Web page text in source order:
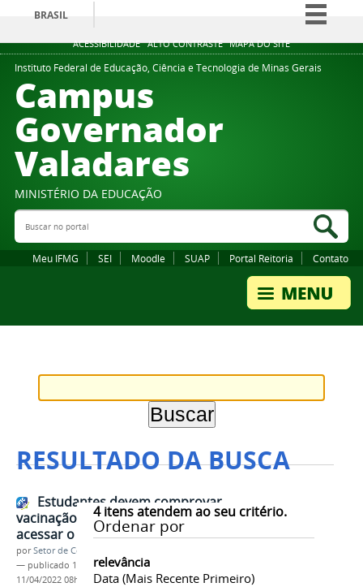
ACESSIBILIDADE ALTO CONTRASTE MAPA DO SITE
BRASIL
Simplifique!
Comunica BR
Instituto Federal de Educação, Ciência e Tecnologia de Minas Gerais
Campus
Governador
Valadares
MINISTÉRIO DA EDUCAÇÃO
Buscar no portal
Meu IFMG SEI Moodle SUAP Portal Reitoria Contato
RESULTADO DA BUSCA
4itens atendem ao seu critério.
Ordenar por
relevância
Data (mais Recente Primeiro)
Estudantes devem comprovar
vacinação contra a covid-19 para
acessar o Campus
porSetor de Comunicação
— publicado 14/01/2022—última modificação
11/04/2022 08h00